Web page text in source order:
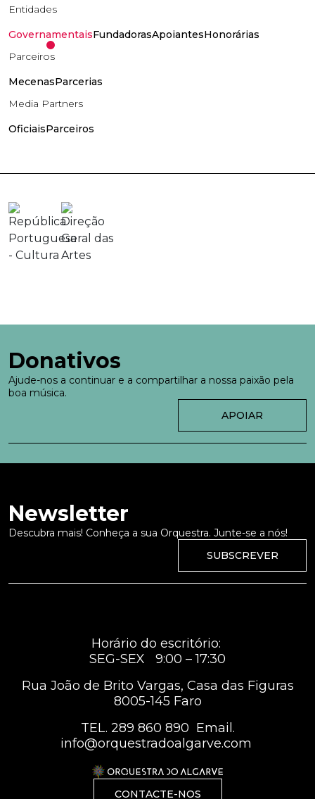
Entidades
GovernamentaisFundadorasApoiantesHonorárias
Parceiros
MecenasParcerias
Media Partners
OficiaisParceiros
Donativos
Ajude-nos a continuar e a compartilhar a nossa paixão pela
boa música.
APOIAR
Newsletter
Descubra mais! Conheça a sua Orquestra. Junte-se a nós!
SUBSCREVER
Horário do escritório:
SEG-SEX 9:00 – 17:30
Rua João de Brito Vargas, Casa das Figuras
8005-145 Faro
TEL. 289 860 890 Email.
info@orquestradoalgarve.com
CONTACTE-NOS